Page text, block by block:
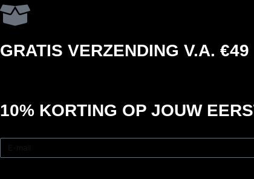
GRATIS VERZENDING V.A. €49
10% KORTING OP JOUW